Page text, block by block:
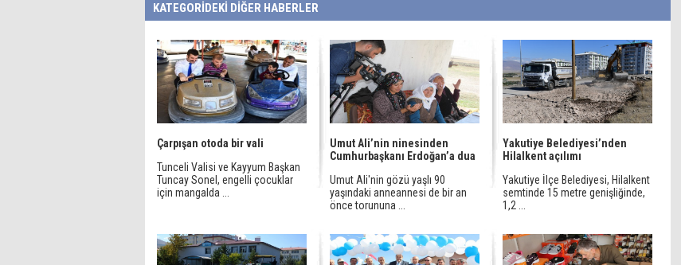
KATEGORİDEKİ DİĞER HABERLER
Çarpışan otoda bir vali
Tunceli Valisi ve Kayyum Başkan
Tuncay Sonel, engelli çocuklar
için mangalda ...
Umut Ali’nin ninesinden
Cumhurbaşkanı Erdoğan’a dua
Umut Ali'nin gözü yaşlı 90
yaşındaki anneannesi de bir an
önce torununa ...
Yakutiye Belediyesi’nden
Hilalkent açılımı
Yakutiye İlçe Belediyesi, Hilalkent
semtinde 15 metre genişliğinde,
1,2 ...